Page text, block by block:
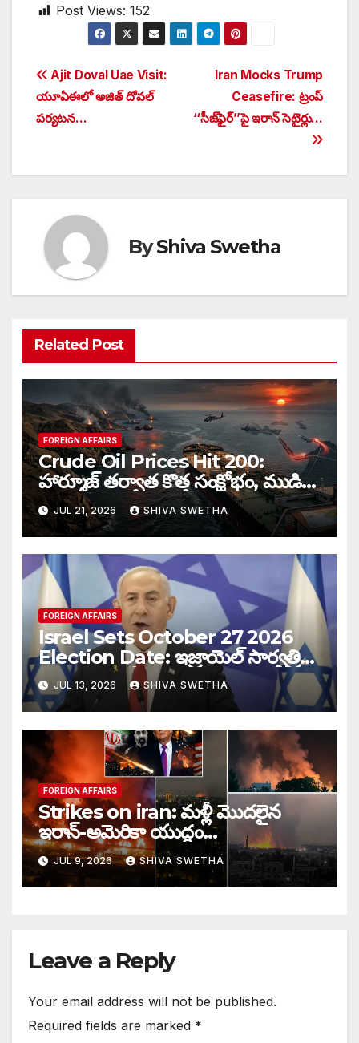
Post Views: 152
Post
navigation
Iran Mocks Trump
Ceasefire: ట్రంప్
‘‘సీజ్‌ఫైర్’’పై ఇరాన్ సెటైర్లు…
Ajit Doval Uae Visit:
యూఏఈలో అజిత్ దోవల్
పర్యటన…
ByShiva Swetha
Related Post
FOREIGN AFFAIRS
Crude Oil Prices Hit 200:
హార్మూజ్‌ తర్వాత కొత్త సంక్షోభం, ముడి
చమురు ధరలు భారీగా పెరుగుతాయా…
JUL 21, 2026 SHIVA SWETHA
FOREIGN AFFAIRS
Israel Sets October 27 2026
Election Date: ఇజ్రాయెల్ సార్వత్రిక
ఎన్నికలకు తేదీ ఖరారు…
JUL 13, 2026 SHIVA SWETHA
FOREIGN AFFAIRS
Strikes on iran: మళ్లీ మొదలైన
ఇరాన్-అమెరికా యుద్ధం…
JUL 9, 2026 SHIVA SWETHA
Leave a Reply
Your email address will not be published.
Required fields are marked *